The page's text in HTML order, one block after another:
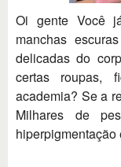
Oi gente Você
manchas
delicadas do
certas roupas,
academia? Se a
Milhares de
hiperpigmentação